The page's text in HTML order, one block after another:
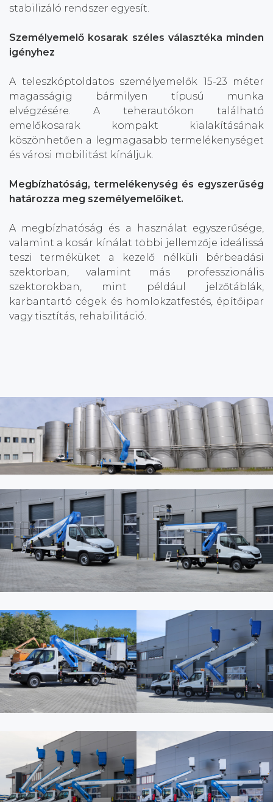
stabilizáló rendszer egyesít.
Személyemelő kosarak széles választéka minden
igényhez
A teleszkóptoldatos személyemelők 15-23 méter
magasságig bármilyen típusú munka
elvégzésére. A teherautókon található
emelőkosarak kompakt kialakításának
köszönhetően a legmagasabb termelékenységet
és városi mobilitást kínáljuk.
Megbízhatóság, termelékenység és egyszerűség
határozza meg személyemelőiket.
A megbízhatóság és a használat egyszerűsége,
valamint a kosár kínálat többi jellemzője ideálissá
teszi terméküket a kezelő nélküli bérbeadási
szektorban, valamint más professzionális
szektorokban, mint például jelzőtáblák,
karbantartó cégek és homlokzatfestés, építőipar
vagy tisztítás, rehabilitáció.